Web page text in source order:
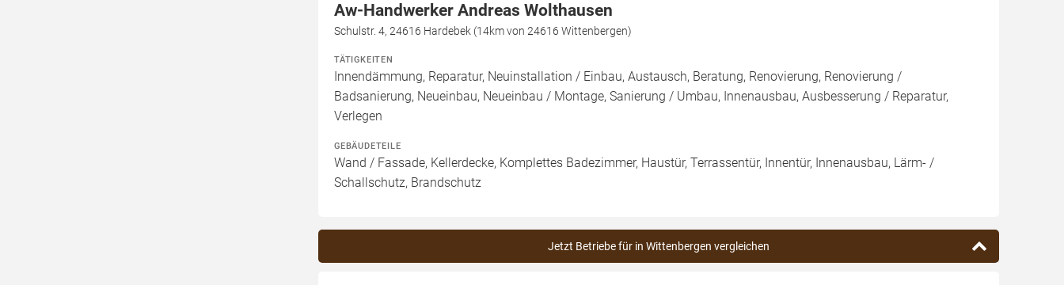
Aw-Handwerker Andreas Wolthausen
Schulstr. 4, 24616 Hardebek (14km von 24616 Wittenbergen)
TÄTIGKEITEN
Innendämmung, Reparatur, Neuinstallation / Einbau, Austausch, Beratung, Renovierung, Renovierung /
Badsanierung, Neueinbau, Neueinbau / Montage, Sanierung / Umbau, Innenausbau, Ausbesserung / Reparatur,
Verlegen
GEBÄUDETEILE
Wand / Fassade, Kellerdecke, Komplettes Badezimmer, Haustür, Terrassentür, Innentür, Innenausbau, Lärm- /
Schallschutz, Brandschutz
Jetzt Betriebe für in Wittenbergen vergleichen